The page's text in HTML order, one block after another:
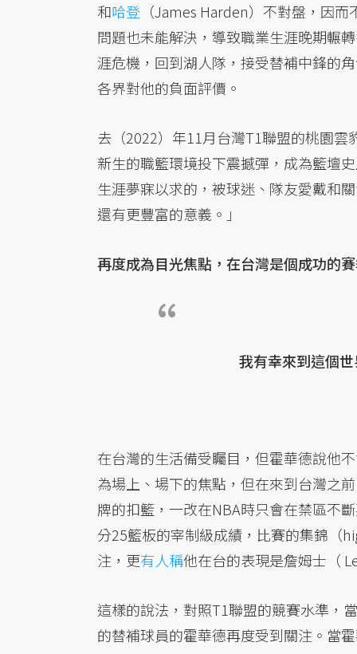
和哈登 （James Harden）不對盤，因
問題也未能解決，導致職業生涯晚期輾
涯危機，回到湖人隊，接受替補中鋒的
各界對他的負面評價。
去（2022）年11月台灣T1聯盟的桃園
新生的職籃環境投下震撼彈，成為籃壇
生涯夢寐以求的，被球迷、隊友愛戴和
還有更豐富的意義。」
再度成為目光焦點，在台灣是個成功的
我有幸來到這個
在台灣的生活備受矚目，但霍華德說他
為場上、場下的焦點，但在來到台灣之
牌的扣籃，一改在NBA時只會在禁區不
分25籃板的宰制級成績，比賽的集錦（
注，更有人稱他在台的表現是詹姆士（
這樣的說法，對照T1聯盟的競賽水準，
的替補球員的霍華德再度受到關注。當